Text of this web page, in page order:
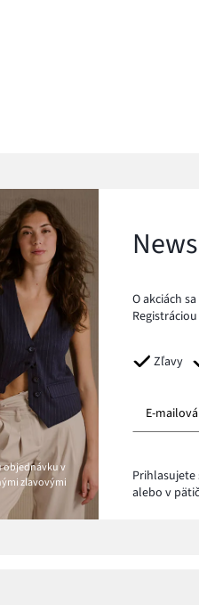
objednávku v
zľavovými
O akciách
Zľavy
E-
alebo v